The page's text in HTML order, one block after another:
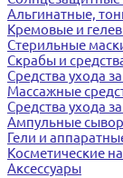
Альгинатные,
Кремовые и
Стерильные
Скрабы и
Средства ухода
Массажные
Средства ухода
Ампульные
Гели и
Косметические
Аксессуары